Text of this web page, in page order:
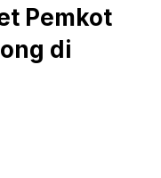
Pemkot
di